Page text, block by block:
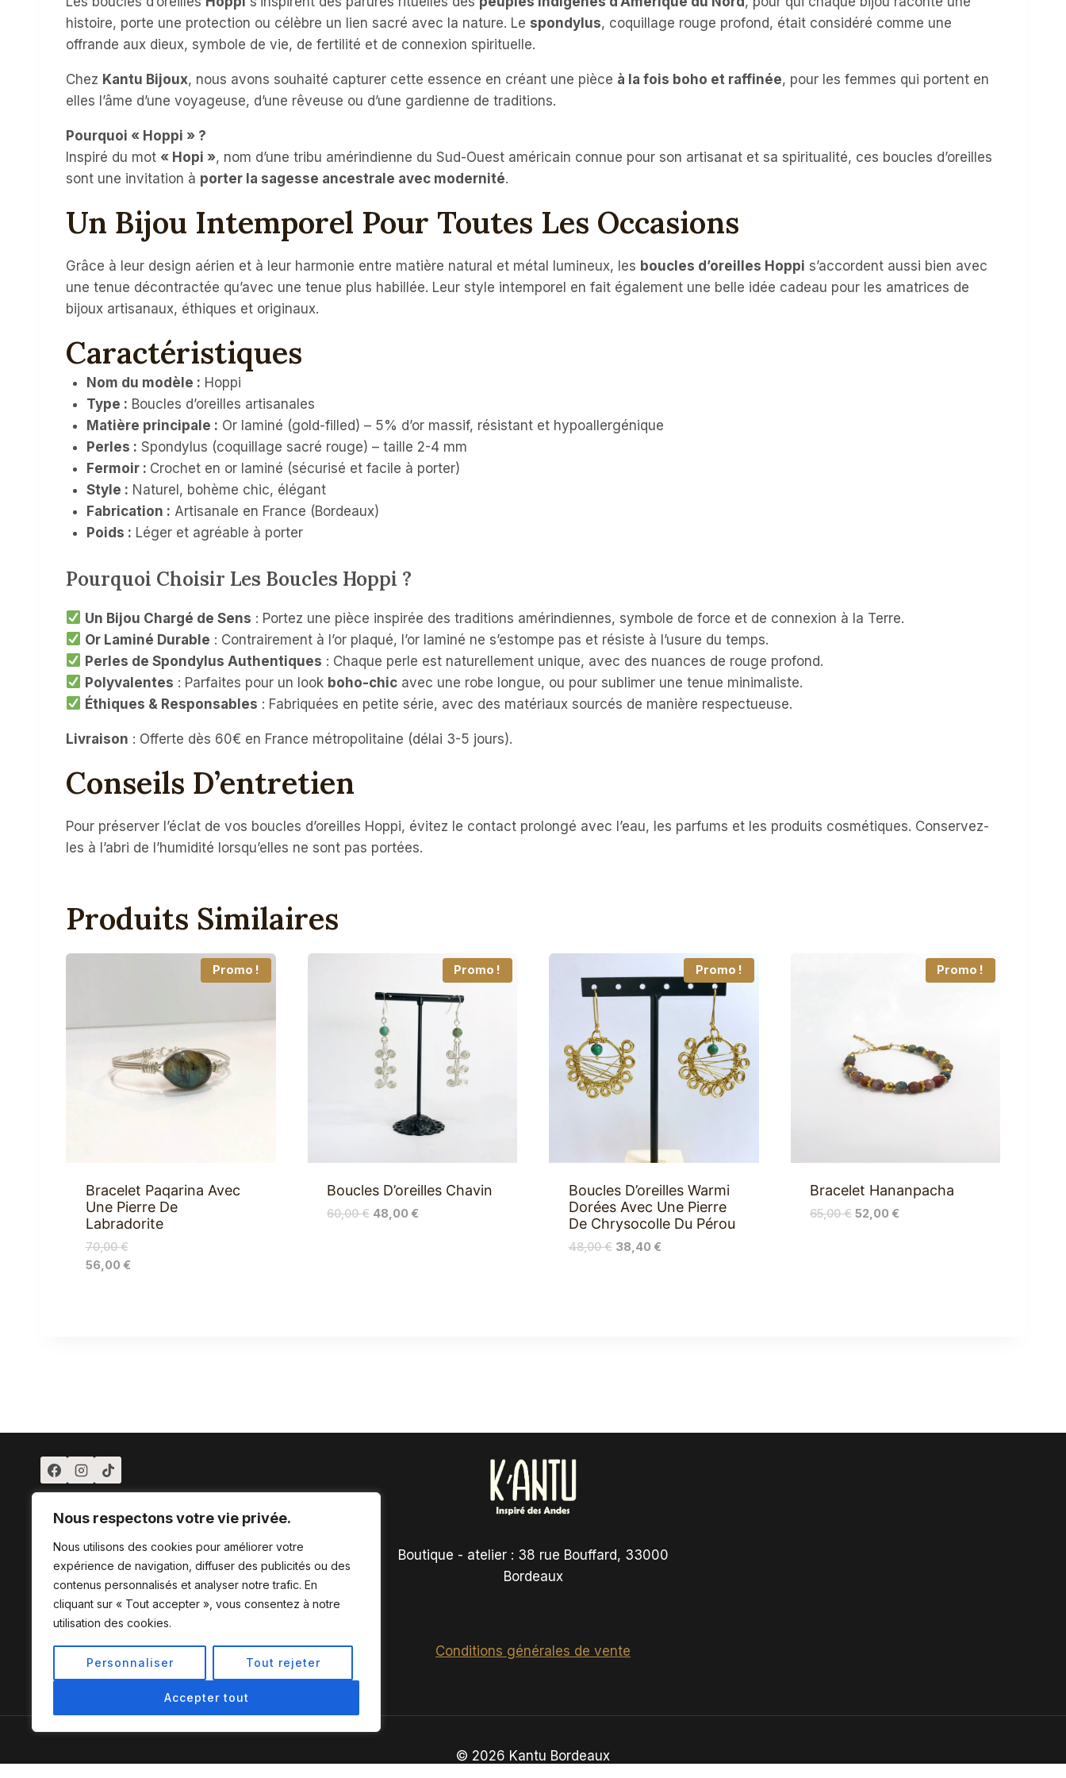
Nous respectons votre vie privée.
Nous utilisons des cookies pour améliorer votre
expérience de navigation, diffuser des publicités ou des
contenus personnalisés et analyser notre trafic. En
cliquant sur « Tout accepter », vous consentez à notre
utilisation des cookies.
Personnaliser Tout rejeter
Accepter tout
histoire, porte une protection ou célèbre un lien sacré avec la nature. Le spondylus, coquillage rouge profond, était considéré comme une
offrande aux dieux, symbole de vie, de fertilité et de connexion spirituelle.
Chez Kantu Bijoux, nous avons souhaité capturer cette essence en créant une pièce à la fois boho et raffinée, pour les femmes qui portent en
elles l’âme d’une voyageuse, d’une rêveuse ou d’une gardienne de traditions.
Pourquoi « Hoppi » ?
Inspiré du mot « Hopi », nom d’une tribu amérindienne du Sud-Ouest américain connue pour son artisanat et sa spiritualité, ces boucles d’oreilles
sont une invitation à porter la sagesse ancestrale avec modernité.
Un Bijou Intemporel Pour Toutes Les Occasions
Grâce à leur design aérien et à leur harmonie entre matière natural et métal lumineux, les boucles d’oreilles Hoppi s’accordent aussi bien avec
une tenue décontractée qu’avec une tenue plus habillée. Leur style intemporel en fait également une belle idée cadeau pour les amatrices de
bijoux artisanaux, éthiques et originaux.
Caractéristiques
Nom du modèle : Hoppi
Type : Boucles d’oreilles artisanales
Matière principale : Or laminé (gold-filled) – 5% d’or massif, résistant et hypoallergénique
Perles : Spondylus (coquillage sacré rouge) – taille 2-4 mm
Fermoir : Crochet en or laminé (sécurisé et facile à porter)
Style : Naturel, bohème chic, élégant
Fabrication : Artisanale en France (Bordeaux)
Poids : Léger et agréable à porter
Pourquoi Choisir Les Boucles Hoppi ?
Un Bijou Chargé de Sens : Portez une pièce inspirée des traditions amérindiennes, symbole de force et de connexion à la Terre.
Or Laminé Durable : Contrairement à l’or plaqué, l’or laminé ne s’estompe pas et résiste à l’usure du temps.
Perles de Spondylus Authentiques : Chaque perle est naturellement unique, avec des nuances de rouge profond.
Polyvalentes : Parfaites pour un look boho-chic avec une robe longue, ou pour sublimer une tenue minimaliste.
Éthiques & Responsables : Fabriquées en petite série, avec des matériaux sourcés de manière respectueuse.
Livraison : Offerte dès 60€ en France métropolitaine (délai 3-5 jours).
Conseils D’entretien
Pour préserver l’éclat de vos boucles d’oreilles Hoppi, évitez le contact prolongé avec l’eau, les parfums et les produits cosmétiques. Conservez-
les à l’abri de l’humidité lorsqu’elles ne sont pas portées.
Produits Similaires
Promo !
Bracelet Paqarina Avec
Une Pierre De
Labradorite
70,00€
56,00 €
Promo !
Boucles D’oreilles Chavin
60,00€ 48,00 €
Promo !
Boucles D’oreilles Warmi
Dorées Avec Une Pierre
De Chrysocolle Du Pérou
48,00€ 38,40 €
Promo !
Bracelet Hananpacha
65,00€ 52,00 €
Boutique - atelier : 38 rue Bouffard, 33000
Bordeaux
Conditions générales de vente
© 2026 Kantu Bordeaux